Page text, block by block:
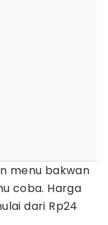
menu bakwan
coba. Harga
dari Rp24